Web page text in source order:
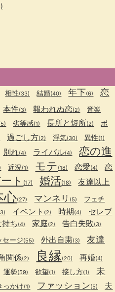
相性(33) 結婚(40) 年下(6)
恋
本性(3) 報われぬ恋(2) 音楽
劣等感(1) 長所と短所(2)
ボ
過ごし方(2) 浮気(30) 異性(1)
別れ(4) ライバル(4)
恋の進
近況 (1) モテ (18) 恋愛(4)
恋
ト (17) 婚活(18)
友達以上
心(27) マンネリ (5) フェチ
イベント (2) 時期(4)
セレブ
ち (4) 家庭(2) 告白失敗(3)
セージ(55) 外出自粛(3) 友達
関係(2) 良縁(20) 再婚(4)
運勢(59) 欲望(1) 接し方(1)
未
っかけ(1) ファッション(5) 夫